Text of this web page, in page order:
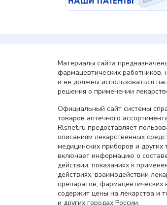
Материалы сайта
фармацевтических
и не должны использоваться
решения о применении
Официальный сайт системы
товаров аптечного
Rlsnet.ru предоставляет
описаниям лекарственных
медицинских приборов и
включает информацию о
действии, показаниях к
действиях, взаимодействии
препаратов, фармацевтических
содержит цены на лекарства и
и других городах России.